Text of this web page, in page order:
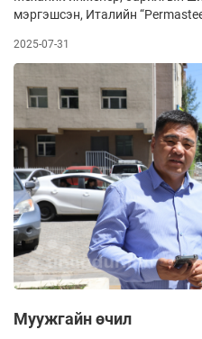
мэргэшсэн, Италийн
дахь, улсдаа нэг дэх өндөр
давхар “Мердека” цамхгийн
тэрхүү 678 метрийн өндөртэй
Монгол Улсынхаа Төрийн
Одоогийн ШУТИС, тухайн
инженерийн сургуулийн
түвшний мэргэжилтнүүдтэй
талбарт ажиллах болсон түүх,
2025-07-31
Муужгайн өчил